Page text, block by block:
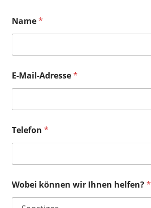
Name*
E-Mail-Adresse*
Telefon*
Wobei können wir Ihnen helfen?*